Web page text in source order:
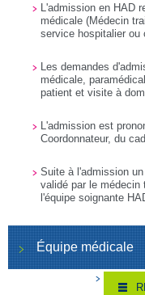
L'admission en HAD
médicale (Médecin
service hospitalier ou
Les demandes
médicale,
patient et visite à
L'admission est
Coordonnateur, du
Suite à l'admission
validé par le médecin
l'équipe soignante
Équipe médicale